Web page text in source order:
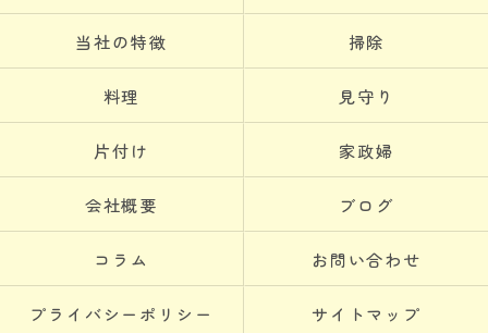
当社の特徴 掃除
料理 見守り
片付け 家政婦
会社概要 ブログ
コラム お問い合わせ
プライバシーポリシー サイトマップ